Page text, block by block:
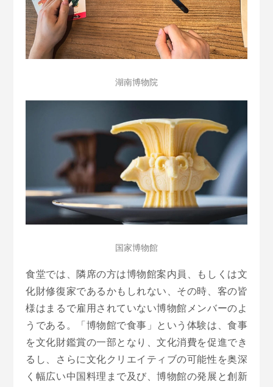
湖南博物院
国家博物館
食堂では、隣席の方は博物館案内員、もしくは文
化財修復家であるかもしれない、その時、客の皆
様はまるで雇用されていない博物館メンバーのよ
うである。「博物館で食事」という体験は、食事
を文化財鑑賞の一部となり、文化消費を促進でき
るし、さらに文化クリエイティブの可能性を奥深
く幅広い中国料理まで及び、博物館の発展と創新